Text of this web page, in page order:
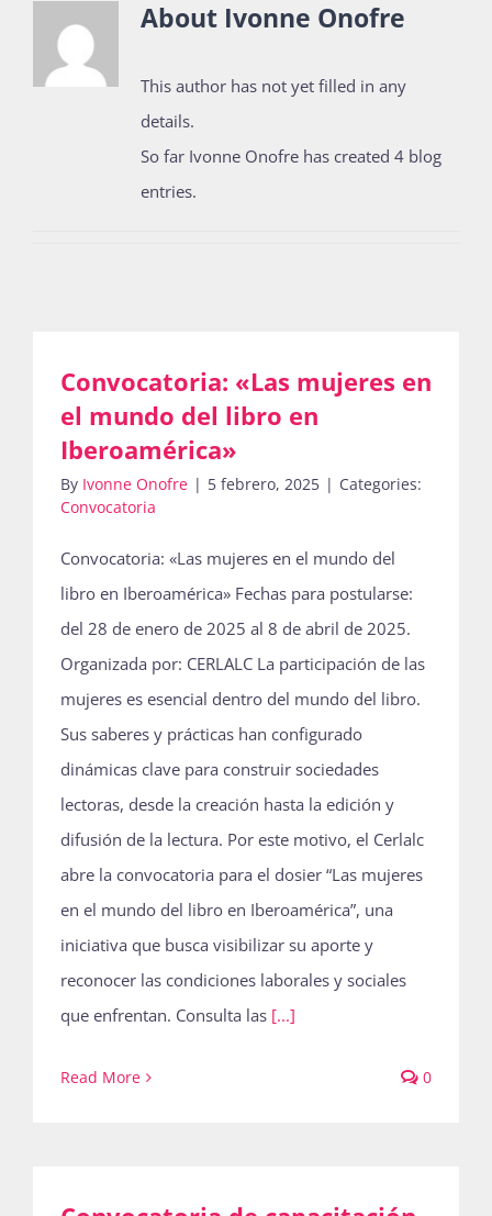
Actividades
La Boletina
Bienvenida generación 2027-1
About Ivonne Onofre
This author has not yet filled in any
details.
So far Ivonne Onofre has created 4 blog
entries.
Convocatoria: «Las mujeres en
el mundo del libro en
Iberoamérica»
By Ivonne Onofre | 5 febrero, 2025 | Categories:
Convocatoria
Convocatoria: «Las mujeres en el mundo del
libro en Iberoamérica» Fechas para postularse:
del 28 de enero de 2025 al 8 de abril de 2025.
Organizada por: CERLALC La participación de las
mujeres es esencial dentro del mundo del libro.
Sus saberes y prácticas han configurado
dinámicas clave para construir sociedades
lectoras, desde la creación hasta la edición y
difusión de la lectura. Por este motivo, el Cerlalc
abre la convocatoria para el dosier “Las mujeres
en el mundo del libro en Iberoamérica”, una
iniciativa que busca visibilizar su aporte y
reconocer las condiciones laborales y sociales
que enfrentan. Consulta las [...]
Read More 0